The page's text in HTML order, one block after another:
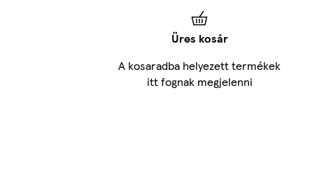
Üres kosár
A kosaradba helyezett termékek
itt fognak megjelenni